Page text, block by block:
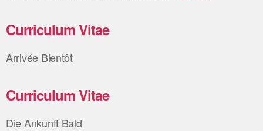
Curriculum Vitae
Arrivée Bientôt
Curriculum Vitae
Die Ankunft Bald